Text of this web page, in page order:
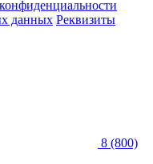
данных Реквизиты
8 (800)